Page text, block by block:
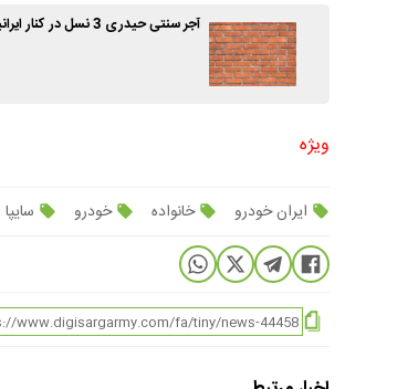
آجر سنتی حیدری 3 نسل در کنار ایرانیان
ویژه
ایران خودرو خانواده خودرو سایپا